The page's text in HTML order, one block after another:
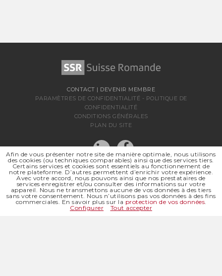
CONTACT | DEVENIR MEMBRE
PARAMÈTRES DE CONFIDENTIALITÉ - POLITIQUE DE
CONFIDENTIALITÉ
CONDITIONS GÉNÉRALES
PLAN DU SITE
SSR SUISSE ROMANDE
SOCIÉTÉ RÉGIONALE DE
Afin de vous présenter notre site de manière optimale, nous utilisons
des cookies (ou techniques comparables) ainsi que des services tiers.
Certains services et cookies sont essentiels au fonctionnement de
notre plateforme. D’autres permettent d’enrichir votre expérience.
Avec votre accord, nous pouvons ainsi que nos prestataires de
services enregistrer et/ou consulter des informations sur votre
appareil. Nous ne transmettons aucune de vos données à des tiers
sans votre consentement. Nous n’utilisons pas vos données à des fins
commerciales. En savoir plus sur la protection de vos données.
Configurer
Tout accepter